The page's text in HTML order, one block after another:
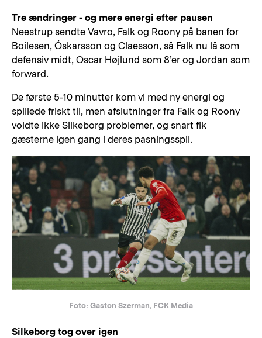
Tre ændringer - og mere energi efter pausen
Neestrup sendte Vavro, Falk og Roony på banen for
Boilesen, Óskarsson og Claesson, så Falk nu lå som
defensiv midt, Oscar Højlund som 8’er og Jordan som
forward.
De første 5-10 minutter kom vi med ny energi og
spillede friskt til, men afslutninger fra Falk og Roony
voldte ikke Silkeborg problemer, og snart fik
gæsterne igen gang i deres pasningsspil.
Foto: Gaston Szerman, FCK Media
Silkeborg tog over igen